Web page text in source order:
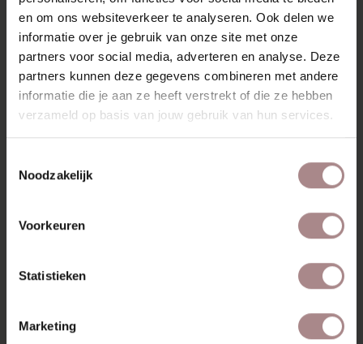
en om ons websiteverkeer te analyseren. Ook delen we
informatie over je gebruik van onze site met onze
partners voor social media, adverteren en analyse. Deze
partners kunnen deze gegevens combineren met andere
informatie die je aan ze heeft verstrekt of die ze hebben
verzameld op basis van jouw gebruik van hun services.
Noodzakelijk
Voorkeuren
Statistieken
Marketing
KENMERKEN
VERPAKKING & MONTAGE
AFMETINGEN
ZAKELIJK
MISSCHIEN VIND JE DIT